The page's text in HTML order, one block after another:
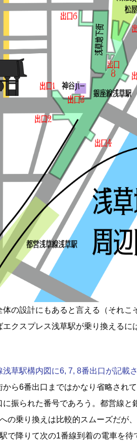
の設計にもあると言える（それこ
クスプレス浅草駅が乗り換えるに
草駅構内図に6, 7, 8番出口が記載
ら6番出口まではかなり省略され
振られた番号であろう。都営線と
の乗り換えは比較的スムーズだが
で降りて次の1番線到着の電車を待